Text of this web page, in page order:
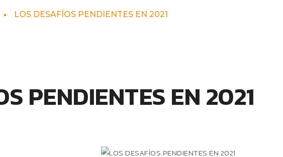
LOS DESAFÍOS PENDIENTES EN 2021
PENDIENTES EN 2021